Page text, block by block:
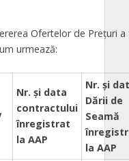
Ofertelor de Prețuri
urmează:
Nr. şi data
contractului
înregistrat
la AAP
Nr. şi
Dării de
Seamă
la AAP